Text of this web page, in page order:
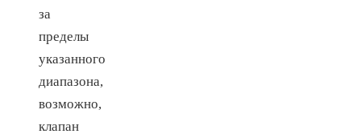
за
пределы
указанного
диапазона,
возможно,
клапан